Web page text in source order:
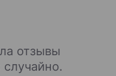
отзывы